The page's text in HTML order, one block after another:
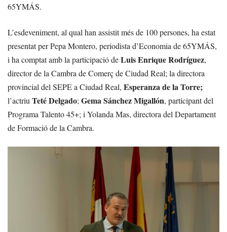
65YMÁS.
L’esdeveniment, al qual han assistit més de 100 persones, ha estat
presentat per Pepa Montero, periodista d’Economia de 65YMÁS,
i ha comptat amb la participació deLuis Enrique Rodríguez,
director de la Cambra de Comerç de Ciudad Real; la directora
provincial del SEPE a Ciudad Real, Esperanza de la Torre;
l’actriu Teté Delgado; Gema Sánchez Migallón, participant del
Programa Talento 45+; i Yolanda Mas, directora del Departament
de Formació de la Cambra.